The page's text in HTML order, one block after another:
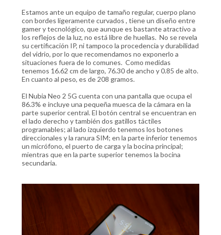
Estamos ante un equipo de tamaño regular, cuerpo plano
con bordes ligeramente curvados , tiene un diseño entre
gamer y tecnológico, que aunque es bastante atractivo a
los reflejos de la luz, no está libre de huellas. No se revela
su certificación IP, ni tampoco la procedencia y durabilidad
del vidrio, por lo que recomendamos no exponerlo a
situaciones fuera de lo comunes. Como medidas
tenemos 16.62 cm de largo, 76.30 de ancho y 0.85 de alto.
En cuanto al peso, es de 208 gramos.
El Nubia Neo 2 5G cuenta con una pantalla que ocupa el
86.3% e incluye una pequeña muesca de la cámara en la
parte superior central. El botón central se encuentran en
el lado derecho y también dos gatillos táctiles
programables; al lado izquierdo tenemos los botones
direccionales y la ranura SIM; en la parte inferior tenemos
un micrófono, el puerto de carga y la bocina principal;
mientras que en la parte superior tenemos la bocina
secundaria.